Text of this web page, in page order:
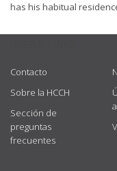
has his habitual
Contacto
Sobre la HCCH
Sección de
preguntas
frecuentes